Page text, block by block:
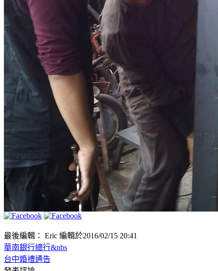
最後編輯： Eric 編輯於2016/02/15 20:41
華南銀行總行&nbs
台中婚禮通告